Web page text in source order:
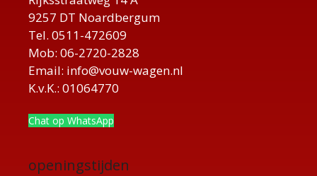
9257 DT Noardbergum
Tel. 0511-472609
Mob: 06-2720-2828
Email: info@vouw-wagen.nl
K.v.K.: 01064770
Chat op WhatsApp
openingstijden